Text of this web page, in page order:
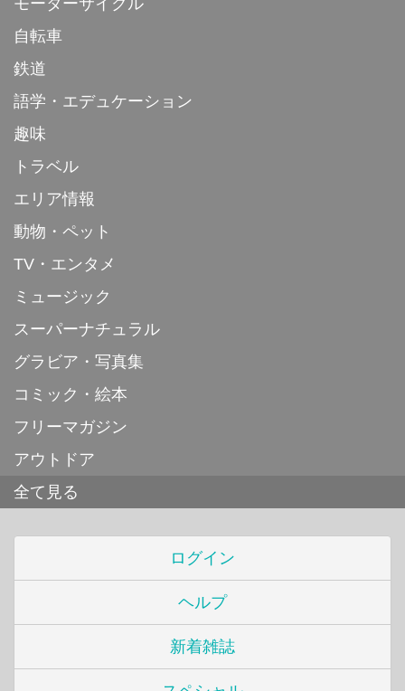
モーターサイクル
自転車
鉄道
語学・エデュケーション
趣味
トラベル
エリア情報
動物・ペット
TV・エンタメ
ミュージック
スーパーナチュラル
グラビア・写真集
コミック・絵本
フリーマガジン
アウトドア
全て見る
ログイン
ヘルプ
新着雑誌